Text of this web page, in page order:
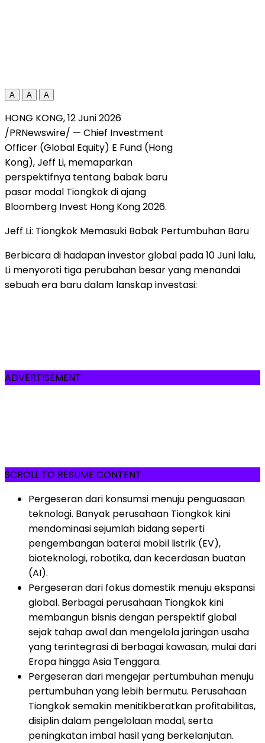
A A A
HONG KONG, 12 Juni 2026
/PRNewswire/ — Chief Investment
Officer (Global Equity) E Fund (Hong
Kong), Jeff Li, memaparkan
perspektifnya tentang babak baru
pasar modal Tiongkok di ajang
Bloomberg Invest Hong Kong 2026.
Jeff Li: Tiongkok Memasuki Babak Pertumbuhan Baru
Berbicara di hadapan investor global pada 10 Juni lalu,
Li menyoroti tiga perubahan besar yang menandai
sebuah era baru dalam lanskap investasi:
ADVERTISEMENT
SCROLL TO RESUME CONTENT
Pergeseran dari konsumsi menuju penguasaan
teknologi. Banyak perusahaan Tiongkok kini
mendominasi sejumlah bidang seperti
pengembangan baterai mobil listrik (EV),
bioteknologi, robotika, dan kecerdasan buatan
(AI).
Pergeseran dari fokus domestik menuju ekspansi
global. Berbagai perusahaan Tiongkok kini
membangun bisnis dengan perspektif global
sejak tahap awal dan mengelola jaringan usaha
yang terintegrasi di berbagai kawasan, mulai dari
Eropa hingga Asia Tenggara.
Pergeseran dari mengejar pertumbuhan menuju
pertumbuhan yang lebih bermutu. Perusahaan
Tiongkok semakin menitikberatkan profitabilitas,
disiplin dalam pengelolaan modal, serta
peningkatan imbal hasil yang berkelanjutan.